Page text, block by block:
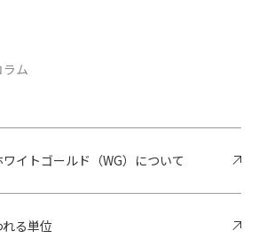
ム
イトゴールド（WG）について
る単位